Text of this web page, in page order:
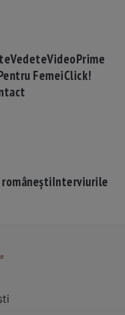
VedeteVideoPrime
FemeiClick!
Interviurile